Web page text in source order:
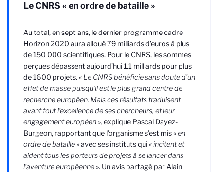
Le CNRS « en ordre de bataille »
Au total, en sept ans, le dernier programme cadre
Horizon 2020 aura alloué 79 milliards d’euros à plus
de 150 000 scientifiques. Pour le CNRS, les sommes
perçues dépassent aujourd’hui 1,1 milliards pour plus
de 1600 projets. « Le CNRS bénéficie sans doute d’un
effet de masse puisqu’il est le plus grand centre de
recherche européen. Mais ces résultats traduisent
avant tout l’excellence de ses chercheurs, et leur
engagement européen », explique Pascal Dayez-
Burgeon, rapportant que l’organisme s’est mis«en
ordre de bataille »avec ses instituts qui« incitent et
aident tous les porteurs de projets à se lancer dans
l’aventure européenne ». Un avis partagé par Alain